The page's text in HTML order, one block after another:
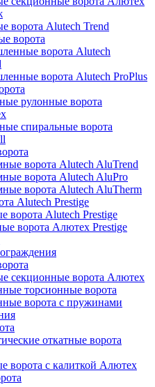
ворота Alutech Trend
ворота
ворота Alutech
ворота Alutech ProPlus
рулонные ворота
спиральные ворота
ворота Alutech AluTrend
ворота Alutech AluPro
ворота Alutech AluTherm
Alutech Prestige
ворота Alutech Prestige
ворота Алютех Prestige
секционные ворота Алютех
торсионные ворота
ворота с пружинами
откатные ворота
ворота с калиткой Алютех